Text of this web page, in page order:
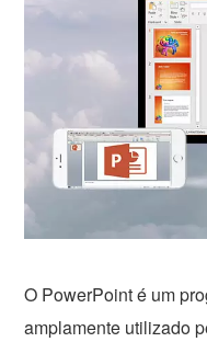
O PowerPoint é um
amplamente utilizado